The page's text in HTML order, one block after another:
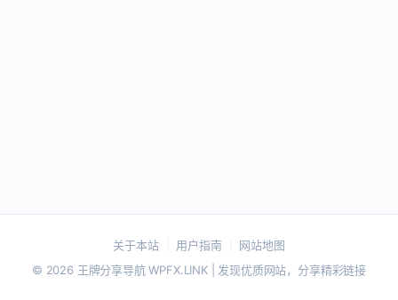
关于本站 用户指南
网站地图
© 2026 王牌分享导航 WPFX.LINK | 发现优质网站，分享精彩链接